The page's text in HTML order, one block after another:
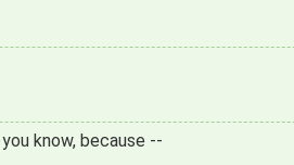
know, because --